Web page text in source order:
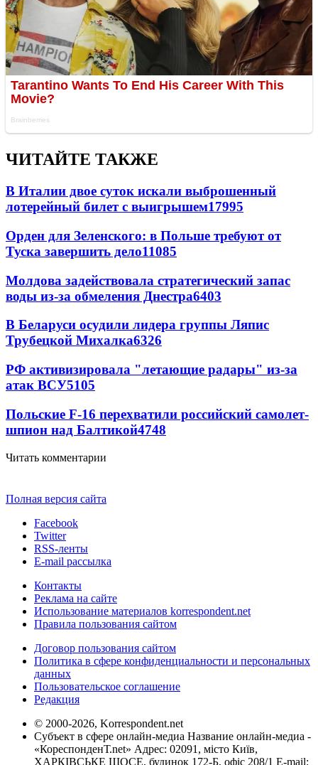
ЧИТАЙТЕ ТАКЖЕ
В Италии двое суток искали выброшенный
лотерейный билет с выигрышем17995
Орден для Зеленского: в Польше требуют от
Туска завершить дело11085
Молдова задействовала стратегический запас
воды из-за обмеления Днестра6403
В Беларуси осудили лидера группы Ляпис
Трубецкой Михалка6326
РФ активизировала "летающие радары" из-за
атак ВСУ5105
Польские F-16 перехватили российский самолет-
шпион над Балтикой4748
Читать комментарии
Полная версия сайта
Facebook
Twitter
RSS-ленты
E-mail рассылка
Контакты
Реклама на сайте
Использование материалов korrespondent.net
Правила пользования сайтом
Договор пользования сайтом
Политика в сфере конфиденциальности и персональных
данных
Пользовательское соглашение
Редакция
© 2000-2026, Korrespondent.net
Субъект в сфере онлайн-медиа Название онлайн-медиа -
«КореспонденТ.net» Адрес: 02091, місто Київ,
ХАРКІВСЬКЕ ШОСЕ, будинок 172-Б, офіс 208/1 E-mail: